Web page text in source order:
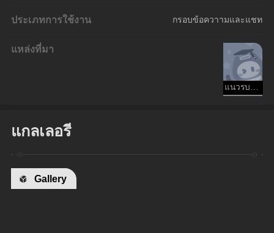
ประเภทการใช้งาน กรอบข้อควาามและแชท
แหล่งที่มา
แนวรบ Aetherium
แกลเลอรี
Gallery